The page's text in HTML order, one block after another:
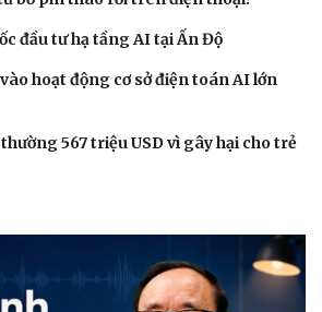
đầu tư hạ tầng AI tại Ấn Độ
hoạt động cơ sở điện toán AI lớn
567 triệu USD vì gây hại cho trẻ